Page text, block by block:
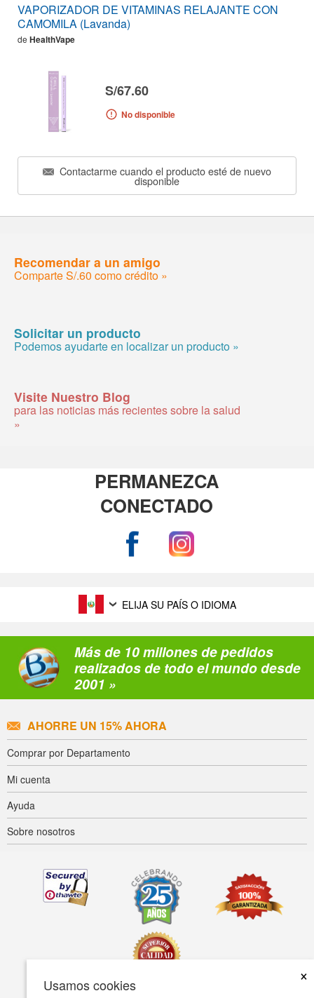
Usamos cookies
×
VAPORIZADOR DE VITAMINAS RELAJANTE CON
CAMOMILA (Lavanda)
de HealthVape
S/67.60
No disponible
Contactarme cuando el producto esté de nuevo
disponible
Recomendar a un amigo
Comparte S/.60 como crédito »
Solicitar un producto
Podemos ayudarte en localizar un producto »
Visite Nuestro Blog
para las noticias más recientes sobre la salud
»
PERMANEZCA
CONECTADO
ELIJA SU PAÍS O IDIOMA
Más de 10 millones de pedidos
realizados de todo el mundo desde
2001 »
AHORRE UN 15% AHORA
Comprar por Departamento
Mi cuenta
Ayuda
Sobre nosotros